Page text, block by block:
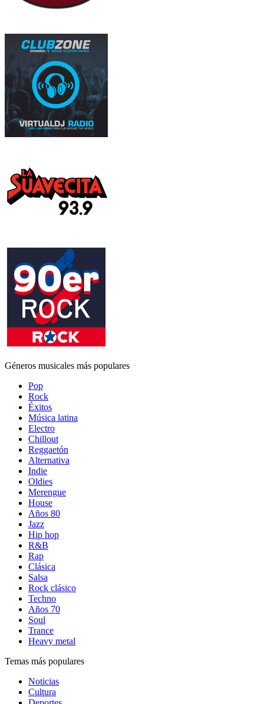
Géneros musicales más populares
Pop
Rock
Éxitos
Música latina
Electro
Chillout
Reggaetón
Alternativa
Indie
Oldies
Merengue
House
Años 80
Jazz
Hip hop
R&B
Rap
Clásica
Salsa
Rock clásico
Techno
Años 70
Soul
Trance
Heavy metal
Temas más populares
Noticias
Cultura